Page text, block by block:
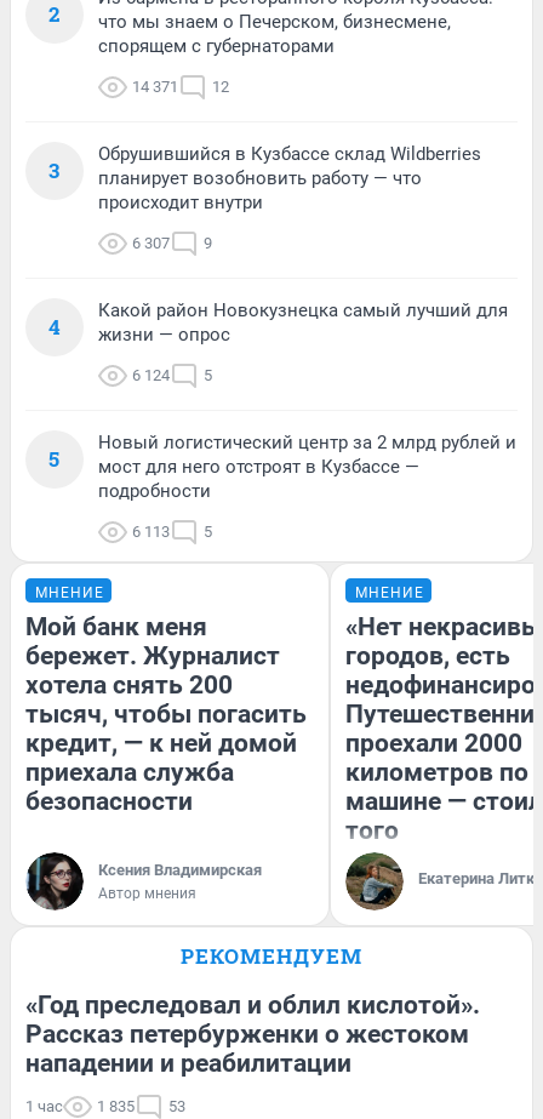
2
что мы знаем о Печерском, бизнесмене,
спорящем с губернаторами
14 371 12
3
Обрушившийся в Кузбассе склад Wildberries
планирует возобновить работу — что
происходит внутри
6 307 9
4
Какой район Новокузнецка самый лучший для
жизни — опрос
6 124 5
5
Новый логистический центр за 2 млрд рублей и
мост для него отстроят в Кузбассе —
подробности
6 113 5
МНЕНИЕ
Мой банк меня
бережет. Журналист
хотела снять 200
тысяч, чтобы погасить
кредит, — к ней домой
приехала служба
безопасности
Ксения Владимирская
Автор мнения
МНЕНИЕ
«Нет
городов, есть
проехали 2000
километров по
машине —
того
Екатерина
РЕКОМЕНДУЕМ
«Год преследовал и облил кислотой».
Рассказ петербурженки о жестоком
нападении и реабилитации
1 час 1 835 53